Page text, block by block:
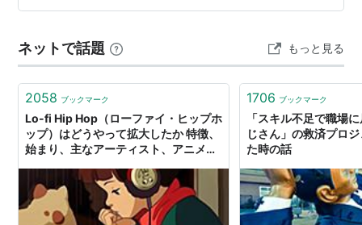
かに関わる事が重要なわけです。 自ら何かに関心を持
しさを消し去って、楽しく幸せに生きられると言えま
す。 人は、何かにコミットする事が重要です。それは
ネットで話題 もっと見る
2058 ブックマーク
Lo-fi Hip Hop（ローファイ・ヒップホ
ップ）はどうやって拡大したか 特徴、
始まり、主なアーティスト、アニメと
beipana
1706 ブックマーク
「スキル不足で職場
じさん」の救済プロ
た時の話